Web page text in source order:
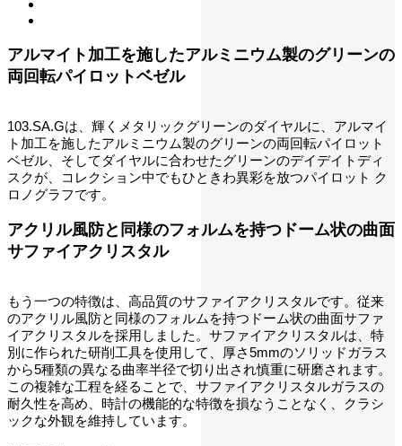
アルマイト加工を施したアルミニウム製のグリーンの
両回転パイロットベゼル
103.SA.Gは、輝くメタリックグリーンのダイヤルに、アルマイ
ト加工を施したアルミニウム製のグリーンの両回転パイロット
ベゼル、そしてダイヤルに合わせたグリーンのデイデイトディ
スクが、コレクション中でもひときわ異彩を放つパイロット ク
ロノグラフです。
アクリル風防と同様のフォルムを持つドーム状の曲面
サファイアクリスタル
もう一つの特徴は、高品質のサファイアクリスタルです。従来
のアクリル風防と同様のフォルムを持つドーム状の曲面サファ
イアクリスタルを採用しました。サファイアクリスタルは、特
別に作られた研削工具を使用して、厚さ5mmのソリッドガラス
から5種類の異なる曲率半径で切り出され慎重に研磨されます。
この複雑な工程を経ることで、サファイアクリスタルガラスの
耐久性を高め、時計の機能的な特徴を損なうことなく、クラシ
ックな外観を維持しています。